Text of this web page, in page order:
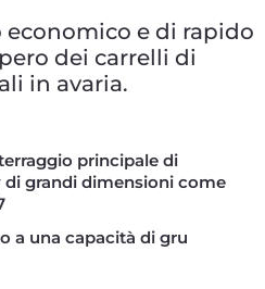
e di rapido
dei carrelli di
in avaria.
principale di
grandi dimensioni come
a una capacità di gru